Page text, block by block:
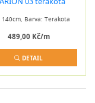
140cm, Barva: Terakota
489,00 Kč/m
DETAIL